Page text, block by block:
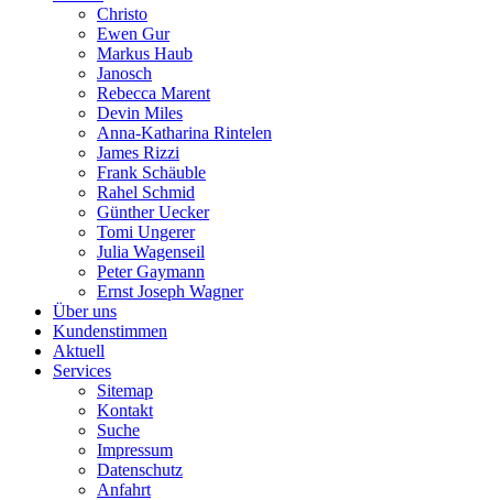
Christo
Ewen Gur
Markus Haub
Janosch
Rebecca Marent
Devin Miles
Anna-Katharina Rintelen
James Rizzi
Frank Schäuble
Rahel Schmid
Günther Uecker
Tomi Ungerer
Julia Wagenseil
Peter Gaymann
Ernst Joseph Wagner
Über uns
Kundenstimmen
Aktuell
Services
Sitemap
Kontakt
Suche
Impressum
Datenschutz
Anfahrt